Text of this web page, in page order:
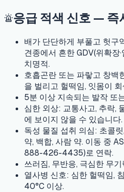
응급 적색 신호 — 즉
배가 단단하게 부풀고 헛구
견종에서 흔한 GDV(위확장
치명적.
호흡곤란 또는 파랗고 창백
을 벌리고 헐떡임, 잇몸이 회
5분 이상 지속되는 발작 또
심한 외상: 교통사고, 추락,
에 보이지 않을 수 있습니다.
독성 물질 섭취 의심: 초콜
약, 백합, 사람 약. 이동 중
888-426-4435)로 연락.
쓰러짐, 무반응, 극심한 무기
열사병 신호: 심한 헐떡임,
40°C 이상.